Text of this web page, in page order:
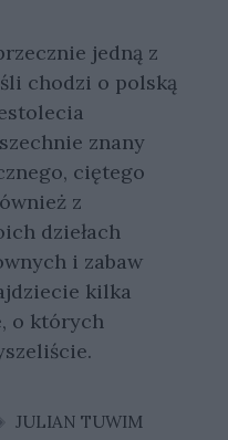
jedną z
chodzi o polską
znany
ciętego
z
dziełach
i zabaw
kilka
o których
TAGI
JULIAN TUWIM